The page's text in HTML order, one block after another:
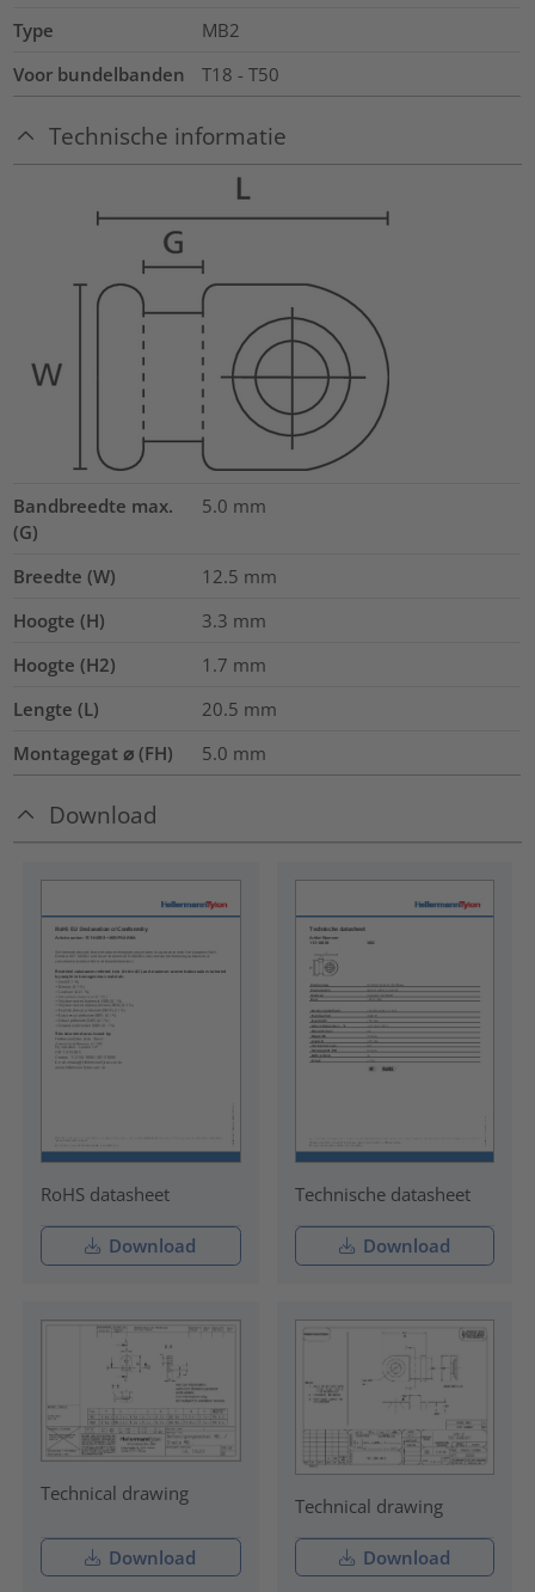
Type
MB2
Voor bundelbanden
T18 - T50
Technische informatie
Bandbreedte max.
(G)
5.0 mm
Breedte (W) 12.5 mm
Hoogte (H)
3.3 mm
Hoogte (H2)
1.7 mm
Lengte (L)
20.5 mm
Montagegat ⌀ (FH)
5.0 mm
Download
RoHS datasheet
Download
Technische datasheet
Download
Technical drawing
Download
Technical drawing
Download